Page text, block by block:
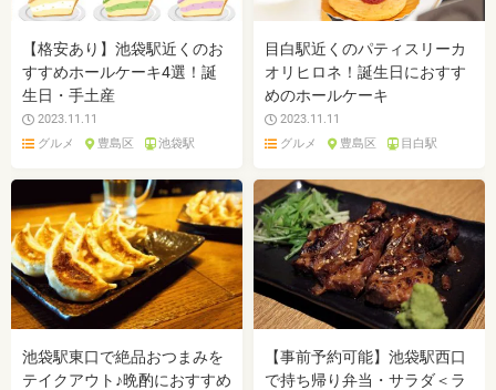
【格安あり】池袋駅近くのお
すすめホールケーキ4選！誕
生日・手土産
2023.11.11
グルメ
豊島区 池袋駅
目白駅近くのパティスリーカ
オリヒロネ！誕生日におすす
めのホールケーキ
2023.11.11
グルメ
豊島区 目白駅
池袋駅東口で絶品おつまみを
テイクアウト♪晩酌におすすめ
【事前予約可能】池袋駅西口
で持ち帰り弁当・サラダ＜ラ